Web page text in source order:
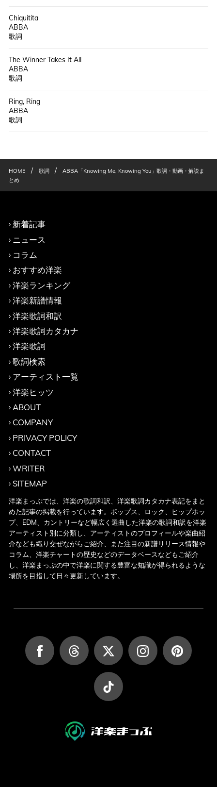
Chiquitita
ABBA
歌詞
The Winner Takes It All
ABBA
歌詞
Ring, Ring
ABBA
歌詞
HOME / 歌詞 /
ABBA「Knowing Me, Knowing You」歌詞・動画・解説ま
とめ
新着記事
ニュース
コラム
おすすめ洋楽
洋楽ランキング
洋楽新譜情報
洋楽歌詞和訳
洋楽歌詞カタカナ
洋楽歌詞
歌詞検索
アーティスト一覧
洋楽ヒッツ
ABOUT
COMPANY
PRIVACY POLICY
CONTACT
WRITER
SITEMAP
洋楽まっぷでは、洋楽の歌詞和訳、洋楽歌詞カタカナ表記をまと
めた記事の掲載を行っています。ポップス、ロック、ヒップホッ
プ、EDM、カントリーなど幅広く選曲した洋楽の歌詞和訳を洋楽
アーティスト別に分類し、アーティストのプロフィールや楽曲紹
介なども織り交ぜながらご紹介、また注目の新譜リリース情報や
コラム、洋楽チャートの歴史などのデータベースなどもご紹介
し、洋楽まっぷの中で洋楽に関する豊富な知識が得られるような
場所を目指して日々更新しています。